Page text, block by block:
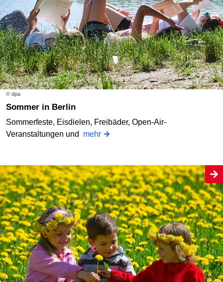
© dpa
Sommer in Berlin
Sommerfeste, Eisdielen, Freibäder, Open-Air-
Veranstaltungen und mehr